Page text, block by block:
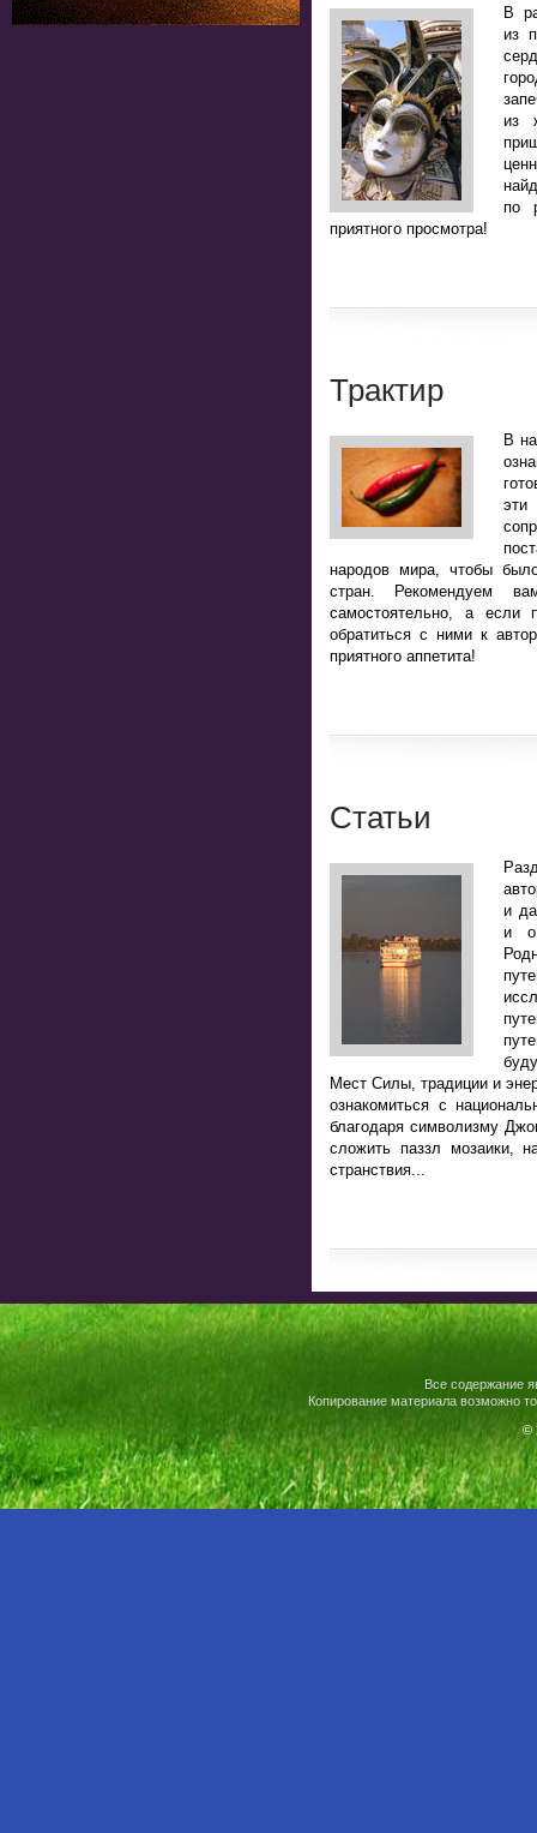
В
из
из
по
приятного просмотра!
Трактир
В
народов мира, чтобы
стран. Рекомендуем
самостоятельно, а если
обратиться с ними к
приятного аппетита!
Статьи
и
и о
Мест Силы, традиции и
ознакомиться с
благодаря символизму
сложить паззл мозаики,
странствия...
Все содержание
Копирование материала возможно
©